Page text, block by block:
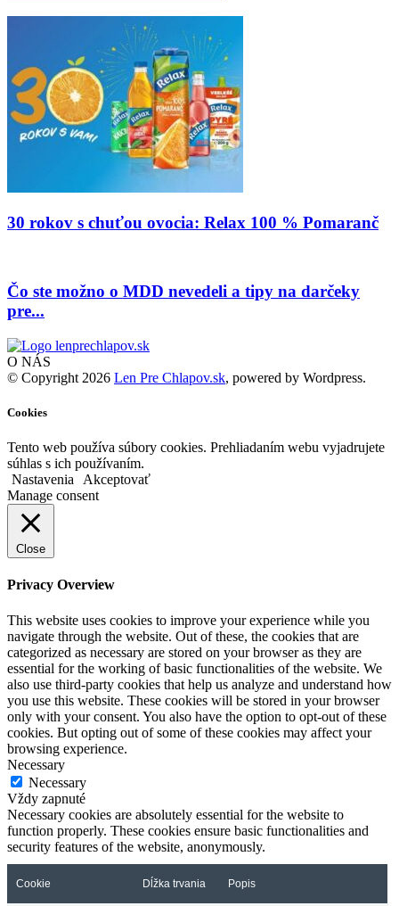
30 rokov s chuťou ovocia: Relax 100 % Pomaranč
Čo ste možno o MDD nevedeli a tipy na darčeky
pre...
O NÁS
© Copyright 2026 Len Pre Chlapov.sk, powered by Wordpress.
Cookies
Tento web používa súbory cookies. Prehliadaním webu vyjadrujete
súhlas s ich používaním.
Nastavenia
Akceptovať
Manage consent
Close
Privacy Overview
This website uses cookies to improve your experience while you
navigate through the website. Out of these, the cookies that are
categorized as necessary are stored on your browser as they are
essential for the working of basic functionalities of the website. We
also use third-party cookies that help us analyze and understand how
you use this website. These cookies will be stored in your browser
only with your consent. You also have the option to opt-out of these
cookies. But opting out of some of these cookies may affect your
browsing experience.
Necessary
Necessary
Vždy zapnuté
Necessary cookies are absolutely essential for the website to
function properly. These cookies ensure basic functionalities and
security features of the website, anonymously.
Cookie Dĺžka trvania Popis